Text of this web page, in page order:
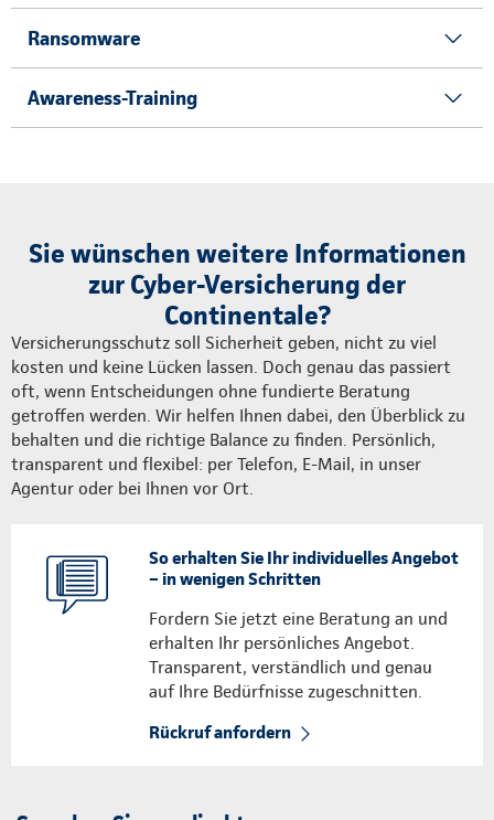
Ransomware
Awareness-Training
Sie wünschen weitere Informationen
zur Cyber-Versicherung der
Continentale?
Versicherungsschutz soll Sicherheit geben, nicht zu viel
kosten und keine Lücken lassen. Doch genau das passiert
oft, wenn Entscheidungen ohne fundierte Beratung
getroffen werden. Wir helfen Ihnen dabei, den Überblick zu
behalten und die richtige Balance zu finden. Persönlich,
transparent und flexibel: per Telefon, E-Mail, in unser
Agentur oder bei Ihnen vor Ort.
So erhalten Sie Ihr individuelles Angebot
– in wenigen Schritten
Fordern Sie jetzt eine Beratung an und
erhalten Ihr persönliches Angebot.
Transparent, verständlich und genau
auf Ihre Bedürfnisse zugeschnitten.
Rückruf anfordern